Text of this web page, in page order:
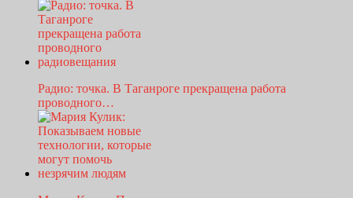
Радио: точка. В Таганроге прекращена работа
проводного…